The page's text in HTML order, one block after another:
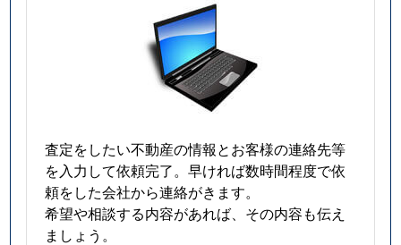
査定をしたい不動産の情報とお客様の連絡先等
を入力して依頼完了。早ければ数時間程度で依
頼をした会社から連絡がきます。
希望や相談する内容があれば、その内容も伝え
ましょう。